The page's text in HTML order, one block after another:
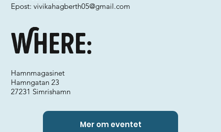
Where:
Epost:vivikahagberth05@gmail.com
Hamnmagasinet
Hamngatan 23
27231 Simrishamn
Mer om eventet